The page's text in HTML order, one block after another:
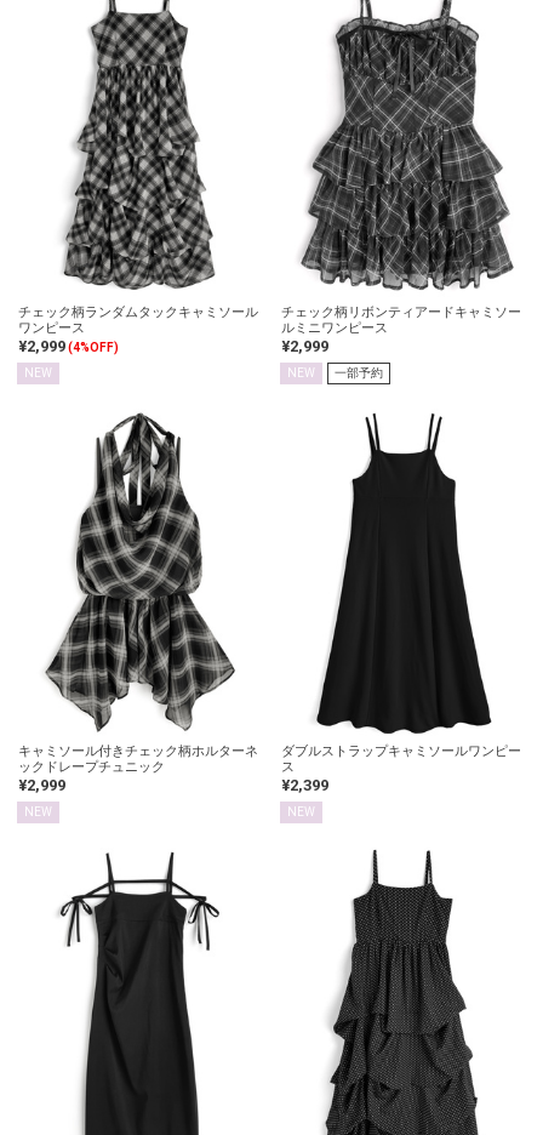
チェック柄ランダムタックキャミソール
ワンピース
¥2,999(4%OFF)
NEW
チェック柄リボンティアードキャミソー
ルミニワンピース
¥2,999
NEW 一部予約
キャミソール付きチェック柄ホルターネ
ックドレープチュニック
¥2,999
NEW
ダブルストラップキャミソールワンピー
ス
¥2,399
NEW